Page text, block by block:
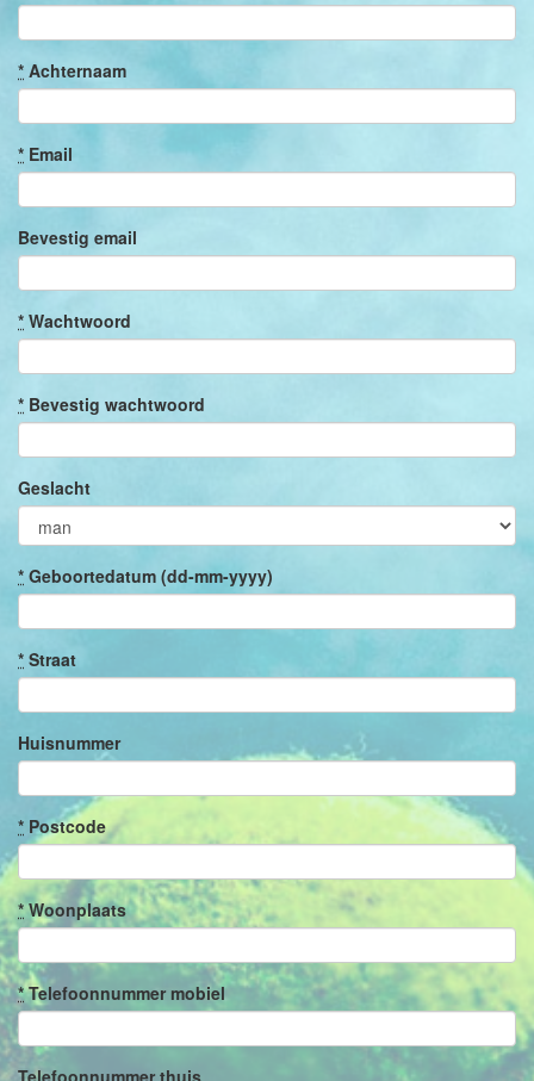
* Achternaam
* Email
Bevestig email
* Wachtwoord
* Bevestig wachtwoord
Geslacht
* Geboortedatum (dd-mm-yyyy)
* Straat
Huisnummer
* Postcode
*Woonplaats
*Telefoonnummer mobiel
Telefoonnummer thuis